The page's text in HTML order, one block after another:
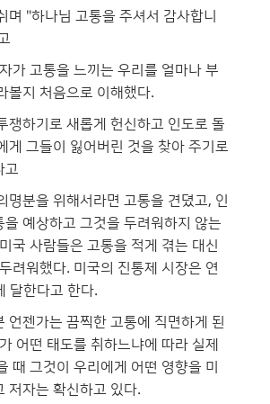
며 "하나님 고통을 주셔서 감사합니
가 고통을 느끼는 우리를 얼마나 부
볼지 처음으로 이해했다.
쟁하기로 새롭게 헌신하고 인도로 돌
게 그들이 잃어버린 것을 찾아 주기로
고
명분을 위해서라면 고통을 견뎠고, 인
을 예상하고 그것을 두려워하지 않는
국 사람들은 고통을 적게 겪는 대신
려워했다. 미국의 진통제 시장은 연
달한다고 한다.
언젠가는 끔찍한 고통에 직면하게 된
어떤 태도를 취하느냐에 따라 실제
때 그것이 우리에게 어떤 영향을 미
저자는 확신하고 있다.